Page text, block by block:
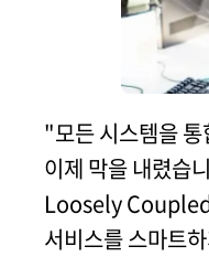
"모든 시스템을
이제 막을 내렸습
Loosely
서비스를 스마트